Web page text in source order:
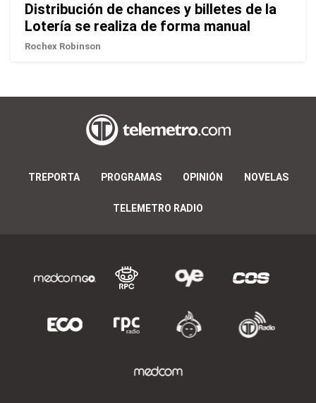
Distribución de chances y billetes de la
Lotería se realiza de forma manual
Rochex Robinson
TREPORTA PROGRAMAS OPINIÓN NOVELAS
TELEMETRO RADIO